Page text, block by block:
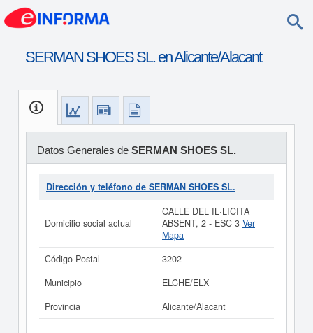
SERMAN SHOES SL. en Alicante/Alacant
Datos Generales de SERMAN SHOES SL.
Dirección y teléfono de SERMAN SHOES SL.
Domicilio social actual
CALLE DEL IL·LICITA
ABSENT, 2 - ESC 3 Ver
Mapa
Código Postal
3202
Municipio
ELCHE/ELX
Provincia
Alicante/Alacant